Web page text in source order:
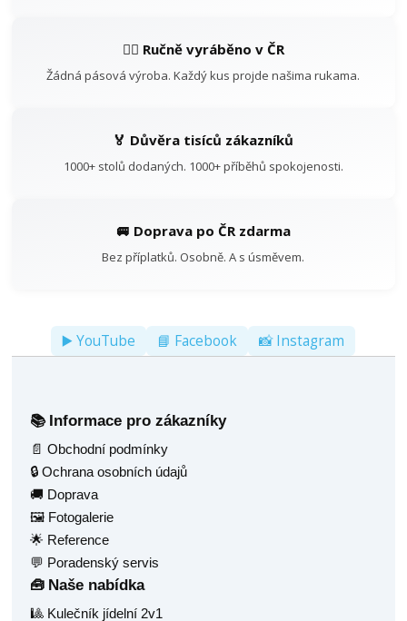
👷‍♂️ Ručně vyráběno v ČR
Žádná pásová výroba. Každý kus projde našima rukama.
🏅 Důvěra tisíců zákazníků
1000+ stolů dodaných. 1000+ příběhů spokojenosti.
🚐 Doprava po ČR zdarma
Bez příplatků. Osobně. A s úsměvem.
▶️ YouTube 📘 Facebook 📸 Instagram
📚 Informace pro zákazníky
📄 Obchodní podmínky
🔒 Ochrana osobních údajů
🚚 Doprava
🖼️ Fotogalerie
🌟 Reference
💬 Poradenský servis
🧰 Naše nabídka
🎱 Kulečník jídelní 2v1